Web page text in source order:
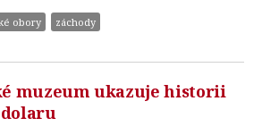
obory záchody
muzeum ukazuje historii
dolaru